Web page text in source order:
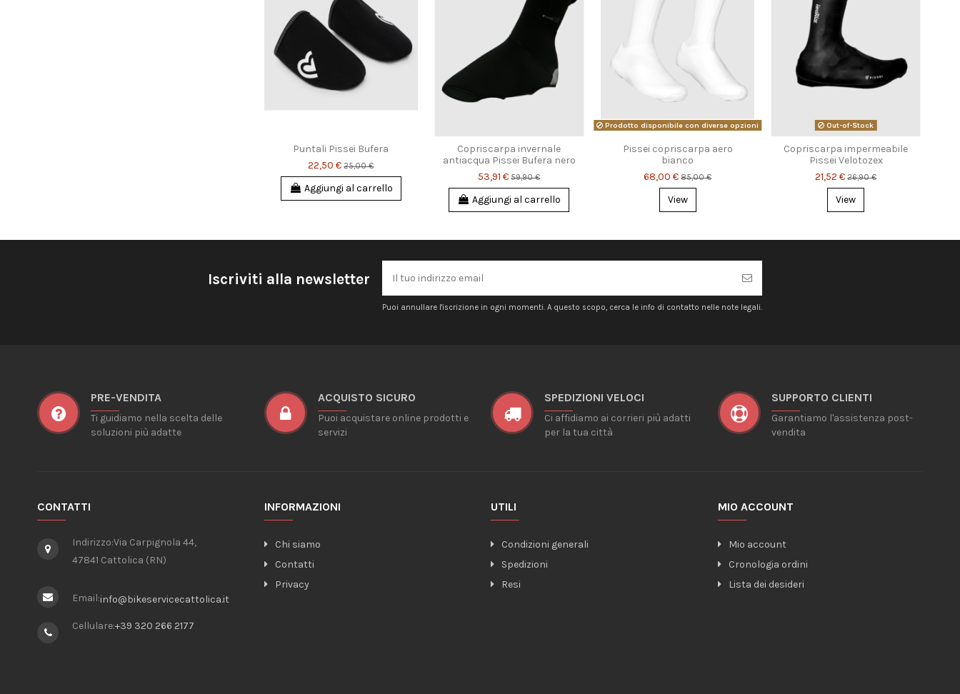
Puntali Pissei Bufera
22,50 € 25,00 €
Aggiungi al carrello
Copriscarpa invernale
antiacqua Pissei Bufera nero
53,91 € 59,90 €
Aggiungi al carrello
Prodotto disponibile con diverse opzioni
Pissei copriscarpa aero
bianco
68,00 € 85,00 €
View
Out-of-Stock
Copriscarpa impermeabile
Pissei Velotozex
21,52 € 26,90 €
View
Iscriviti alla newsletter
Puoi annullare l'iscrizione in ogni momenti. A questo scopo, cerca le info di contatto nelle note legali.
PRE-VENDITA
Ti guidiamo nella scelta delle
soluzioni più adatte
ACQUISTO SICURO
Puoi acquistare online prodotti e
servizi
SPEDIZIONI VELOCI
Ci affidiamo ai corrieri più adatti
per la tua città
SUPPORTO CLIENTI
Garantiamo l'assistenza post-
vendita
CONTATTI
Indirizzo:Via Carpignola 44,
47841 Cattolica (RN)
Email:info@bikeservicecattolica.it
Cellulare:+39 320 266 2177
INFORMAZIONI
Chi siamo
Contatti
Privacy
UTILI
Condizioni generali
Spedizioni
Resi
MIO ACCOUNT
Mio account
Cronologia ordini
Lista dei desideri